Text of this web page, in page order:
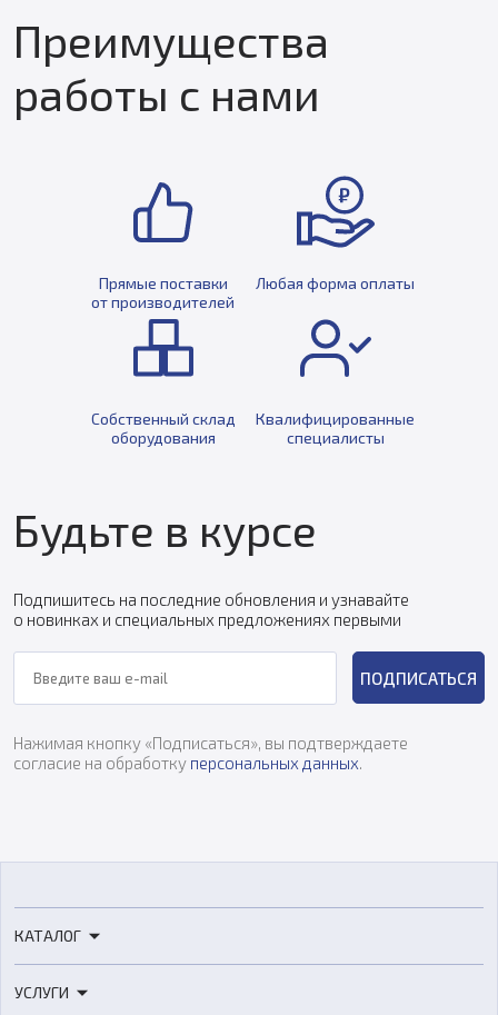
Преимущества
работы с нами
Прямые поставки
от производителей
Любая форма оплаты
Собственный склад
оборудования
Квалифицированные
специалисты
Будьте в курсе
Подпишитесь на последние обновления и узнавайте
о новинках и специальных предложениях первыми
ПОДПИСАТЬСЯ
Нажимая кнопку «Подписаться», вы подтверждаете
согласие на обработку персональных данных.
КАТАЛОГ
3D-сканеры
УСЛУГИ